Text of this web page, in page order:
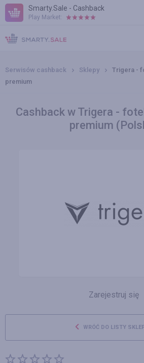
Smarty.Sale - Cashback
Play Market:
POMOC
WARUNKI
Serwisów cashback Sklepy
Trigera -
premium
Cashback w Trigera -
premium
Zarejestruj się
WRÓĆ DO LISTY